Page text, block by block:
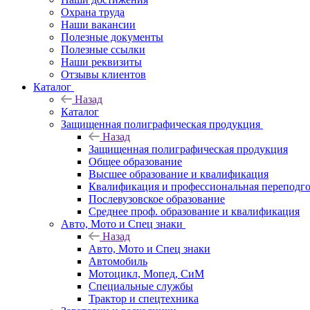
Охрана труда
Наши вакансии
Полезные документы
Полезные ссылки
Наши реквизиты
Отзывы клиентов
Каталог
Назад
Каталог
Защищенная полиграфическая продукция
Назад
Защищенная полиграфическая продукция
Общее образование
Высшее образование и квалификация
Квалификация и профессиональная
Послевузовское образование
Среднее проф. образование и квалификация
Авто, Мото и Спец знаки
Назад
Авто, Мото и Спец знаки
Автомобиль
Мотоцикл, Мопед, СиМ
Специальные службы
Трактор и спецтехника